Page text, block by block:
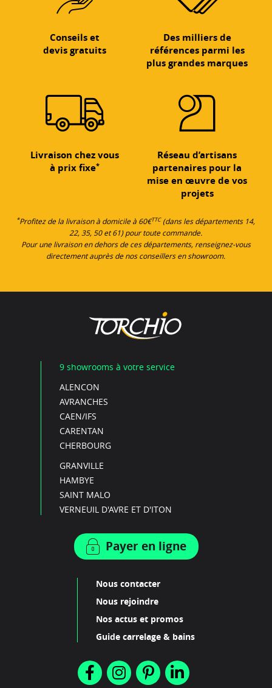
Conseils et
devis gratuits
Des milliers de
références parmi les
plus grandes marques
Livraison chez vous
à prix fixe*
Réseau d’artisans
partenaires pour la
mise en œuvre de vos
projets
*Profitez de la livraison à domicile à 60€TTC(dans les départements 14,
22, 35, 50 et 61) pour toute commande.
Pour une livraison en dehors de ces départements, renseignez-vous
directement auprès de nos conseillers en showroom.
9 showrooms à votre service
ALENCON
AVRANCHES
CAEN/IFS
CARENTAN
CHERBOURG
GRANVILLE
HAMBYE
SAINT MALO
VERNEUIL D'AVRE ET D'ITON
Payer en ligne
Nous contacter
Nous rejoindre
Nos actus et promos
Guide carrelage & bains